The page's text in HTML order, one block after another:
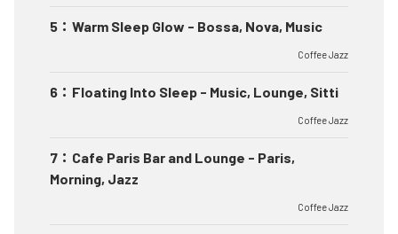
5 ： Warm Sleep Glow - Bossa, Nova, Music
Coffee Jazz
6 ： Floating Into Sleep - Music, Lounge, Sitti
Coffee Jazz
7 ： Cafe Paris Bar and Lounge - Paris,
Morning, Jazz
Coffee Jazz